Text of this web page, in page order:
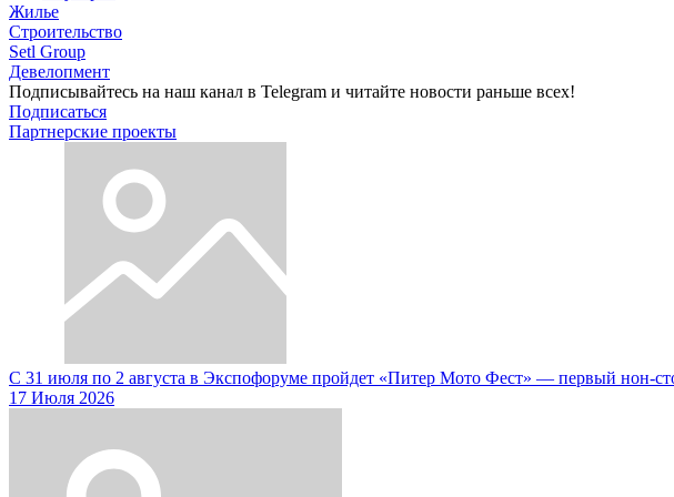
Жилье
Строительство
Setl Group
Девелопмент
Подписывайтесь на наш канал в Telegram и читайте новости раньше всех!
Подписаться
Партнерские проекты
С 31 июля по 2 августа в Экспофоруме пройдет «Питер Мото Фест» — первый нон-
17 Июля 2026